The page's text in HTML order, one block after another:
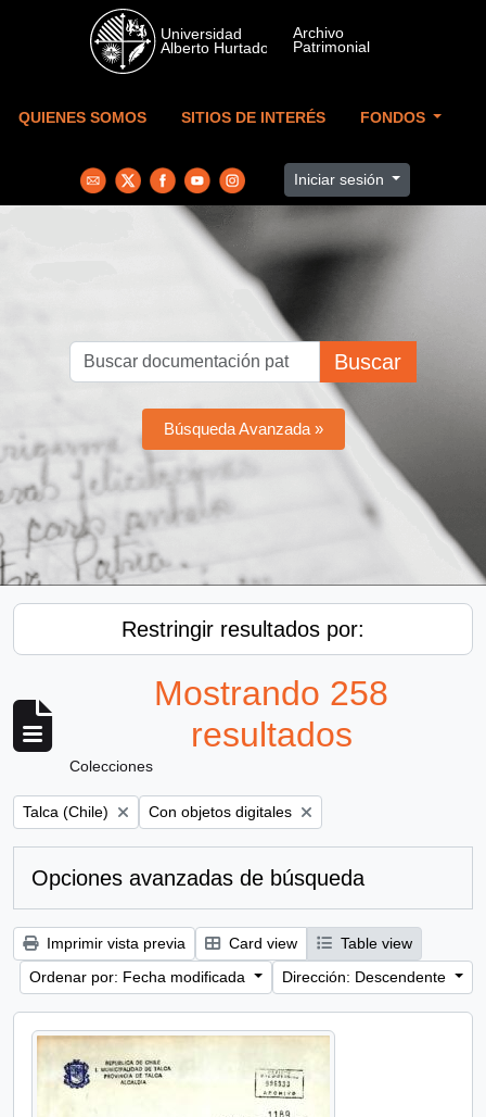
Skip to main content
QUIENES SOMOS SITIOS DE INTERÉS FONDOS
Iniciar sesión
Buscar
Búsqueda Avanzada »
Restringir resultados por:
Mostrando 258
resultados
Colecciones
Remove filter:
Talca (Chile) Remove filter:
Con objetos digitales
Opciones avanzadas de búsqueda
Imprimir vista previa Card view
Table view
Ordenar por: Fecha modificada
Dirección: Descendente